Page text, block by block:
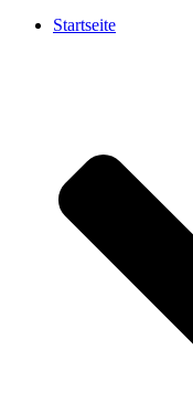
Startseite